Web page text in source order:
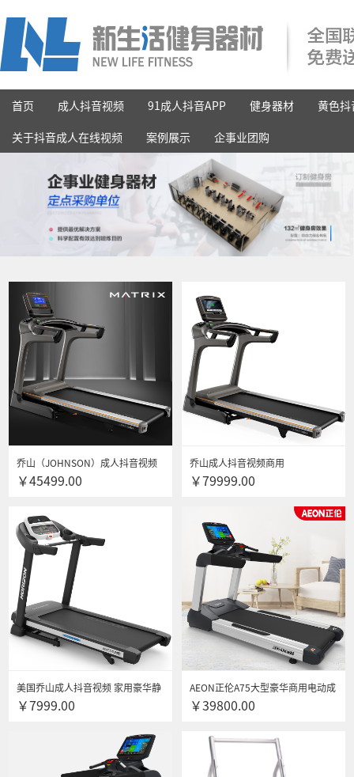
首页 成人抖音视频 91成人抖音APP 健身器材
黄色
关于抖音成人在线视频
案例展示 企事业团购
乔山（JOHNSON）成人抖音视频
TF50商用 8.5吋液晶屏XR
￥45499.00
乔山成人抖音视频商用
TF50XR/TF50XIR 智能健身房成人
￥79999.00
美国乔山成人抖音视频 家用豪华静
音折叠运动健身器材Adventure 3
￥7999.00
AEON正伦A75大型豪华商用电动成
人抖音视频
￥39800.00